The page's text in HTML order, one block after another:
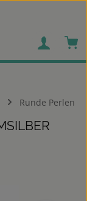
Runde Perlen